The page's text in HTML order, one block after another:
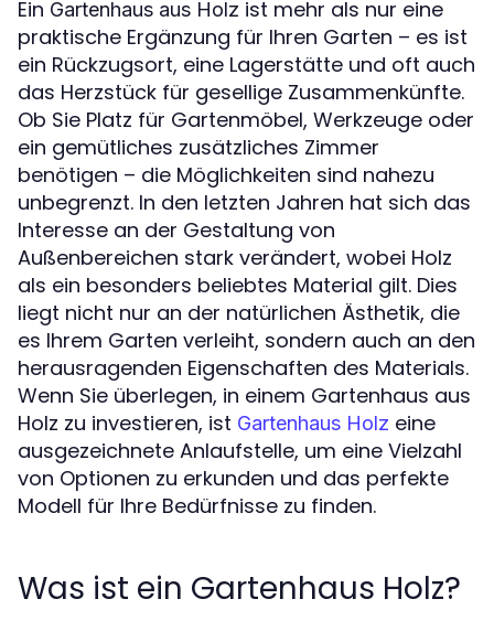
Ein Gartenhaus aus Holz ist mehr als nur eine
praktische Ergänzung für Ihren Garten – es ist
ein Rückzugsort, eine Lagerstätte und oft auch
das Herzstück für gesellige Zusammenkünfte.
Ob Sie Platz für Gartenmöbel, Werkzeuge oder
ein gemütliches zusätzliches Zimmer
benötigen – die Möglichkeiten sind nahezu
unbegrenzt. In den letzten Jahren hat sich das
Interesse an der Gestaltung von
Außenbereichen stark verändert, wobei Holz
als ein besonders beliebtes Material gilt. Dies
liegt nicht nur an der natürlichen Ästhetik, die
es Ihrem Garten verleiht, sondern auch an den
herausragenden Eigenschaften des Materials.
Wenn Sie überlegen, in einem Gartenhaus aus
Holz zu investieren, ist Gartenhaus Holz eine
ausgezeichnete Anlaufstelle, um eine Vielzahl
von Optionen zu erkunden und das perfekte
Modell für Ihre Bedürfnisse zu finden.
Was ist ein Gartenhaus Holz?